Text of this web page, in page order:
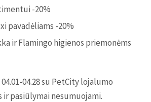
-20%
pavadėliams -20%
ir Flamingo higienos priemonėms
04.28 su PetCity lojalumo
pasiūlymai nesumuojami.